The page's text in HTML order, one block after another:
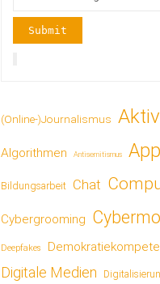
(Online-)Journalismus
Algorithmen Antisemitismus
Bildungsarbeit Chat
Cybergrooming
Deepfakes
Digitale Medien